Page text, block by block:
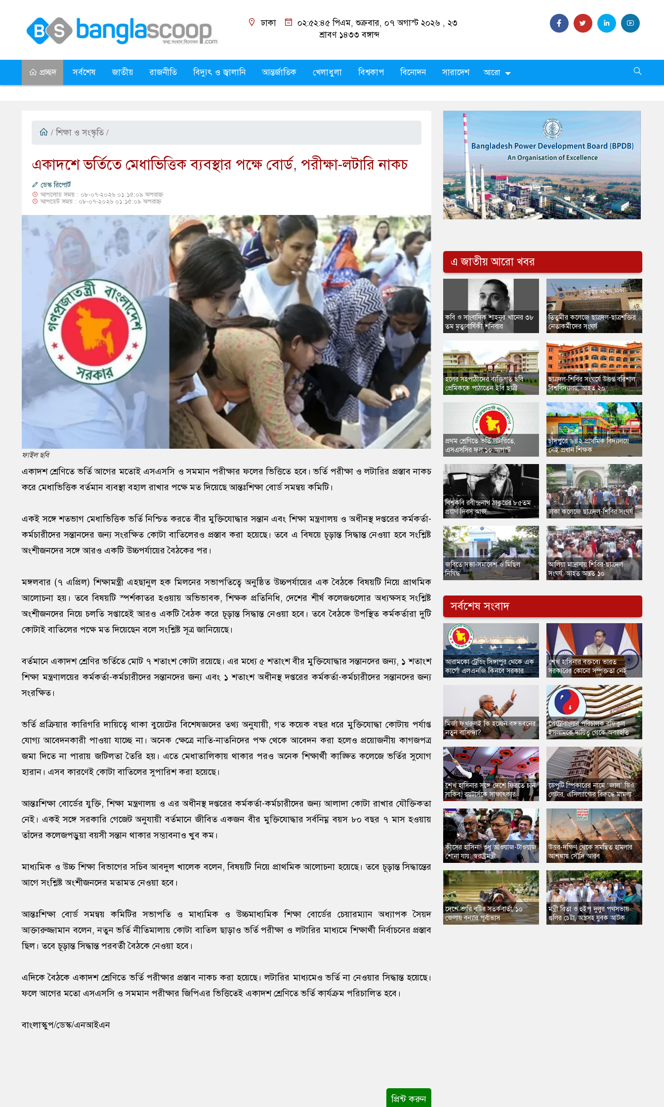
ঢাকা ০২:৫২:৪৬ পিএম, শুক্রবার, ০৭ অগাস্ট ২০২৬ ,২৩
শ্রাবণ ১৪৩৩ বঙ্গাব্দ
প্রচ্ছদ সর্বশেষ জাতীয় রাজনীতি বিদ্যুৎ ও জ্বালানি আন্তর্জাতিক খেলাধুলা বিশ্বকাপ বিনোদন সারাদেশ আরো
/ শিক্ষা ও সংস্কৃতি /
একাদশে ভর্তিতে মেধাভিত্তিক ব্যবস্থার পক্ষে বোর্ড, পরীক্ষা-লটারি নাকচ
ডেস্ক রিপোর্ট
আপলোড সময় : ০৮-০৭-২০২৬ ০১:১৫:০৯ অপরাহ্ন
আপডেট সময় : ০৮-০৭-২০২৬ ০১:১৫:০৯ অপরাহ্ন
ফাইল ছবি
একাদশ শ্রেণিতে ভর্তি আগের মতোই এসএসসি ও সমমান পরীক্ষার ফলের ভিত্তিতে হবে। ভর্তি পরীক্ষা ও লটারির প্রস্তাব নাকচ
করে মেধাভিত্তিক বর্তমান ব্যবস্থা বহাল রাখার পক্ষে মত দিয়েছে আন্তঃশিক্ষা বোর্ড সমন্বয় কমিটি।
একই সঙ্গে শতভাগ মেধাভিত্তিক ভর্তি নিশ্চিত করতে বীর মুক্তিযোদ্ধার সন্তান এবং শিক্ষা মন্ত্রণালয় ও অধীনস্থ দপ্তরের কর্মকর্তা-
কর্মচারীদের সন্তানদের জন্য সংরক্ষিত কোটা বাতিলেরও প্রস্তাব করা হয়েছে। তবে এ বিষয়ে চূড়ান্ত সিদ্ধান্ত নেওয়া হবে সংশ্লিষ্ট
অংশীজনদের সঙ্গে আরও একটি উচ্চপর্যায়ের বৈঠকের পর।
মঙ্গলবার (৭ এপ্রিল) শিক্ষামন্ত্রী এহছানুল হক মিলনের সভাপতিত্বে অনুষ্ঠিত উচ্চপর্যায়ের এক বৈঠকে বিষয়টি নিয়ে প্রাথমিক
আলোচনা হয়। তবে বিষয়টি স্পর্শকাতর হওয়ায় অভিভাবক, শিক্ষক প্রতিনিধি, দেশের শীর্ষ কলেজগুলোর অধ্যক্ষসহ সংশ্লিষ্ট
অংশীজনদের নিয়ে চলতি সপ্তাহেই আরও একটি বৈঠক করে চূড়ান্ত সিদ্ধান্ত নেওয়া হবে। তবে বৈঠকে উপস্থিত কর্মকর্তারা দুটি
কোটাই বাতিলের পক্ষে মত দিয়েছেন বলে সংশ্লিষ্ট সূত্র জানিয়েছে।
বর্তমানে একাদশ শ্রেণির ভর্তিতে মোট ৭ শতাংশ কোটা রয়েছে। এর মধ্যে ৫ শতাংশ বীর মুক্তিযোদ্ধার সন্তানদের জন্য, ১ শতাংশ
শিক্ষা মন্ত্রণালয়ের কর্মকর্তা-কর্মচারীদের সন্তানদের জন্য এবং ১ শতাংশ অধীনস্থ দপ্তরের কর্মকর্তা-কর্মচারীদের সন্তানদের জন্য
সংরক্ষিত।
ভর্তি প্রক্রিয়ার কারিগরি দায়িত্বে থাকা বুয়েটের বিশেষজ্ঞদের তথ্য অনুযায়ী, গত কয়েক বছর ধরে মুক্তিযোদ্ধা কোটায় পর্যাপ্ত
যোগ্য আবেদনকারী পাওয়া যাচ্ছে না। অনেক ক্ষেত্রে নাতি-নাতনিদের পক্ষ থেকে আবেদন করা হলেও প্রয়োজনীয় কাগজপত্র
জমা দিতে না পারায় জটিলতা তৈরি হয়। এতে মেধাতালিকায় থাকার পরও অনেক শিক্ষার্থী কাঙ্ক্ষিত কলেজে ভর্তির সুযোগ
হারান। এসব কারণেই কোটা বাতিলের সুপারিশ করা হয়েছে।
আন্তঃশিক্ষা বোর্ডের যুক্তি, শিক্ষা মন্ত্রণালয় ও এর অধীনস্থ দপ্তরের কর্মকর্তা-কর্মচারীদের জন্য আলাদা কোটা রাখার যৌক্তিকতা
নেই। একই সঙ্গে সরকারি গেজেট অনুযায়ী বর্তমানে জীবিত একজন বীর মুক্তিযোদ্ধার সর্বনিম্ন বয়স ৮০ বছর ৭ মাস হওয়ায়
তাঁদের কলেজপড়ুয়া বয়সী সন্তান থাকার সম্ভাবনাও খুব কম।
মাধ্যমিক ও উচ্চ শিক্ষা বিভাগের সচিব আবদুল খালেক বলেন, বিষয়টি নিয়ে প্রাথমিক আলোচনা হয়েছে। তবে চূড়ান্ত সিদ্ধান্তের
আগে সংশ্লিষ্ট অংশীজনদের মতামত নেওয়া হবে।
আন্তঃশিক্ষা বোর্ড সমন্বয় কমিটির সভাপতি ও মাধ্যমিক ও উচ্চমাধ্যমিক শিক্ষা বোর্ডের চেয়ারম্যান অধ্যাপক সৈয়দ
আক্তারুজ্জামান বলেন, নতুন ভর্তি নীতিমালায় কোটা বাতিল ছাড়াও ভর্তি পরীক্ষা ও লটারির মাধ্যমে শিক্ষার্থী নির্বাচনের প্রস্তাব
ছিল। তবে চূড়ান্ত সিদ্ধান্ত পরবর্তী বৈঠকে নেওয়া হবে।
এদিকে বৈঠকে একাদশ শ্রেণিতে ভর্তি পরীক্ষার প্রস্তাব নাকচ করা হয়েছে। লটারির মাধ্যমেও ভর্তি না নেওয়ার সিদ্ধান্ত হয়েছে।
ফলে আগের মতো এসএসসি ও সমমান পরীক্ষার জিপিএর ভিত্তিতেই একাদশ শ্রেণিতে ভর্তি কার্যক্রম পরিচালিত হবে।
বাংলাস্কুপ/ডেস্ক/এনআইএন
প্রিন্ট করুন
এ জাতীয় আরো খবর
​ক‌বি ও সাংবা‌দিক শাহনূর খা‌নের ৩৮
তম মৃত্যুবার্ষিকী শনিবার
হলের সহপাঠীদের ব্যক্তিগত ছবি
প্রেমিককে পাঠাতেন ইবি ছাত্রী
প্রথম শ্রেণিতে ভর্তি লটারিতে,
এসএসসির ফল ১০ আগস্ট
​বিশ্বকবি রবীন্দ্রনাথ ঠাকুরের ৮৫তম
প্রয়াণ দিবস আজ
​জবিতে সভা-সমাবেশ ও মিছিল
নিষিদ্ধ
​তিতুমীর কলেজে ছাত্রদল-ছাত্রশক্তির
নেতাকর্মীদের সংঘর্ষ
​ছাত্রদল-শিবির সংঘর্ষে উত্তপ্ত বরিশাল
বিশ্ববিদ্যালয়, আহত ২০
চাঁদপুরে ৬৪২ প্রাথমিক বিদ্যালয়ে
নেই প্রধান শিক্ষক
ঢাকা কলেজে ছাত্রদল-শিবির সংঘর্ষ
আলিয়া মাদ্রাসায় শিবির-ছাত্রদল
সংঘর্ষ, আহত অন্তত ১০
সর্বশেষ সংবাদ
​আরামকো ট্রেডিং সিঙ্গাপুর থেকে এক
কার্গো এলএনজি কিনবে সরকার
মির্জা ফখরুলই কি হচ্ছেন বঙ্গভবনের
নতুন বাসিন্দা?
​শেখ হাসিনার সঙ্গে দেশে ফিরতে চান
সাকিব: রয়টার্সকে সাক্ষাৎকার
​কীসের হাসিনা! শুধু আওয়াজ-টাওয়াজ
শোনা যায়: স্বরাষ্ট্রমন্ত্রী
​দেশে ভারি বৃষ্টির সতর্কবার্তা, ১০
জেলায় বন্যার পূর্বাভাস
শেখ হাসিনার বক্তব্যে ভারত
সরকারের কোনো সম্পৃক্ততা নেই
​পেট্রোবাংলার পরিচালক রফিকুল
ইসলামকে দায়িত্ব থেকে অব্যাহতি
​ডেপুটি স্পিকারের নামে ‘জাল’ ডিও
লেটার, এসিল্যান্ডের বিরুদ্ধে মামলা
​উত্তর-দক্ষিণ থেকে সমন্বিত হামলার
আশঙ্কায় সৌদি আরব
​মন্ত্রী রিতা ও হুইপ দুলুর পথসভায়
গুলির চেষ্টা, অস্ত্রসহ যুবক আটক